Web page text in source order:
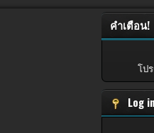
คำเตือน!
โป
Log in